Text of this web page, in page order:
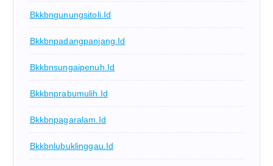
Bkkbngunungsitoli.id
Bkkbnpadangpanjang.id
Bkkbnsungaipenuh.id
Bkkbnprabumulih.id
Bkkbnpagaralam.id
Bkkbnlubuklinggau.id